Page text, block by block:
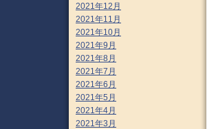
2021年12月
2021年11月
2021年10月
2021年9月
2021年8月
2021年7月
2021年6月
2021年5月
2021年4月
2021年3月